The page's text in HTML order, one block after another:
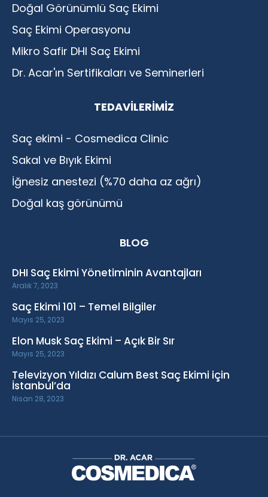
Doğal Görünümlü Saç Ekimi
Saç Ekimi Operasyonu
Mikro Safir DHI Saç Ekimi
Dr. Acar'ın Sertifikaları ve Seminerleri
TEDAVILERIMIZ
Saç ekimi - Cosmedica Clinic
Sakal ve Bıyık Ekimi
İğnesiz anestezi (%70 daha az ağrı)
Doğal kaş görünümü
BLOG
DHI Saç Ekimi Yönetiminin Avantajları
Aralık 7, 2023
Saç Ekimi 101 – Temel Bilgiler
Mayıs 25, 2023
Elon Musk Saç Ekimi – Açık Bir Sır
Mayıs 25, 2023
Televizyon Yıldızı Calum Best Saç Ekimi için
İstanbul’da
Nisan 28, 2023